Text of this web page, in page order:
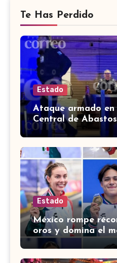
Te Has Perdido
Estado
Ataque armado
Central de
muerto en León
Estado
México rompe
oros y domina el
Domingo 2026